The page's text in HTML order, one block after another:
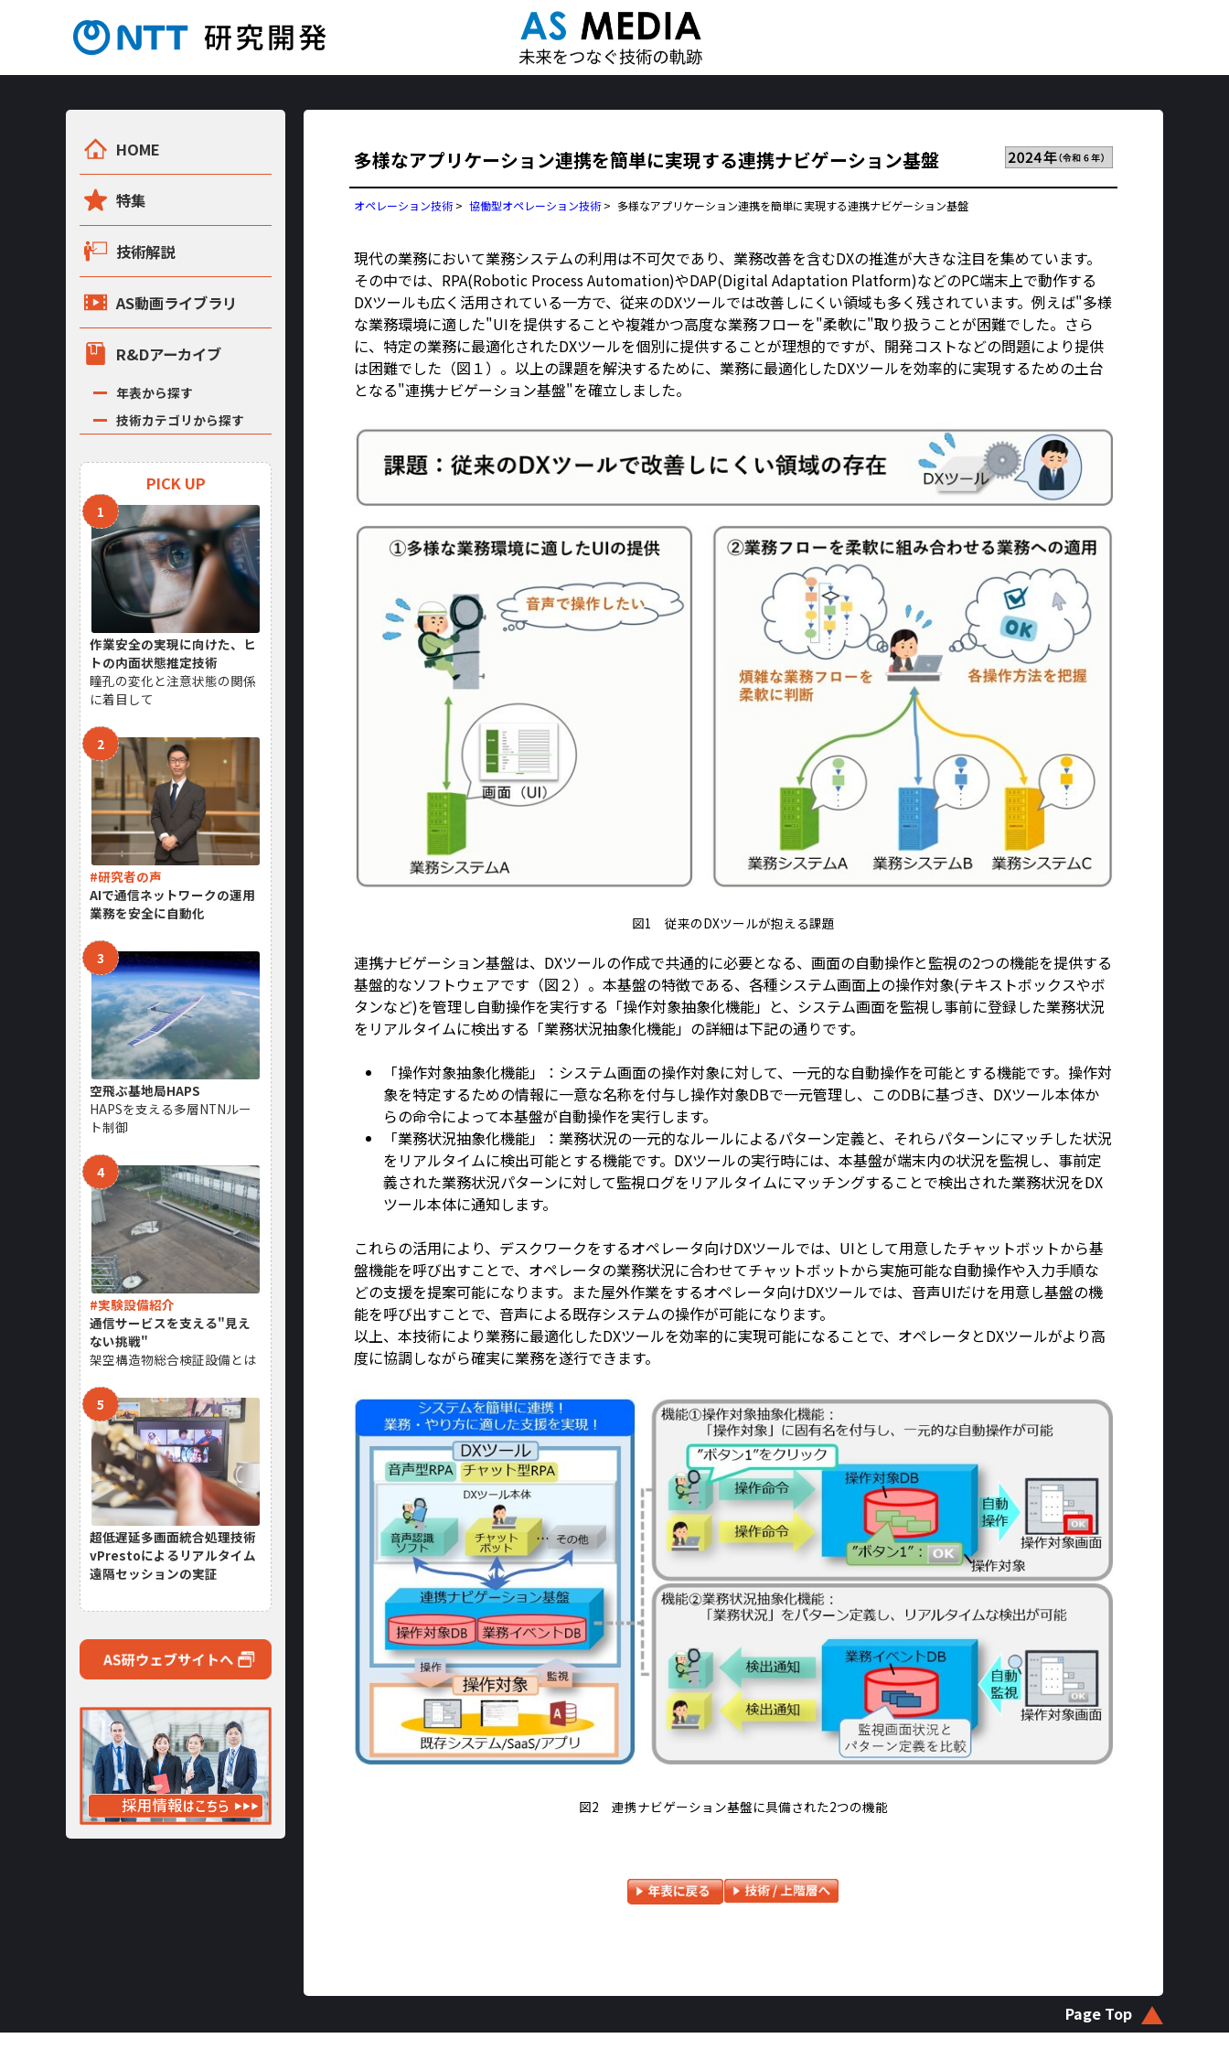
HOME
特集
技術解説
AS動画ライブラリ
R&Dアーカイブ
年表から探す
技術カテゴリから探す
PICK UP
作業安全の実現に向けた、ヒ
トの内面状態推定技術
瞳孔の変化と注意状態の関係
に着目して
#研究者の声
AIで通信ネットワークの運用
業務を安全に自動化
空飛ぶ基地局HAPS
HAPSを支える多層NTNルー
ト制御
#実験設備紹介
通信サービスを支える"見え
ない挑戦"
架空構造物総合検証設備とは
超低遅延多画面統合処理技術
vPrestoによるリアルタイム
遠隔セッションの実証
多様なアプリケーション連携を簡単に実現する連携ナビゲーション基盤
オペレーション技術 > 協働型オペレーション技術 > 多様なアプリケーション連携を簡単に実現する連携ナビゲーション基盤
現代の業務において業務システムの利用は不可欠であり、業務改善を含むDXの推進が大きな注目を集めています。
その中では、RPA(Robotic Process Automation)やDAP(Digital Adaptation Platform)などのPC端末上で動作する
DXツールも広く活用されている一方で、従来のDXツールでは改善しにくい領域も多く残されています。例えば"多様
な業務環境に適した"UIを提供することや複雑かつ高度な業務フローを"柔軟に"取り扱うことが困難でした。さら
に、特定の業務に最適化されたDXツールを個別に提供することが理想的ですが、開発コストなどの問題により提供
は困難でした（図１）。以上の課題を解決するために、業務に最適化したDXツールを効率的に実現するための土台
となる"連携ナビゲーション基盤"を確立しました。
図1 従来のDXツールが抱える課題
連携ナビゲーション基盤は、DXツールの作成で共通的に必要となる、画面の自動操作と監視の2つの機能を提供する
基盤的なソフトウェアです（図２）。本基盤の特徴である、各種システム画面上の操作対象(テキストボックスやボ
タンなど)を管理し自動操作を実行する「操作対象抽象化機能」と、システム画面を監視し事前に登録した業務状況
をリアルタイムに検出する「業務状況抽象化機能」の詳細は下記の通りです。
「操作対象抽象化機能」：システム画面の操作対象に対して、一元的な自動操作を可能とする機能です。操作対
象を特定するための情報に一意な名称を付与し操作対象DBで一元管理し、このDBに基づき、DXツール本体か
らの命令によって本基盤が自動操作を実行します。
「業務状況抽象化機能」：業務状況の一元的なルールによるパターン定義と、それらパターンにマッチした状況
をリアルタイムに検出可能とする機能です。DXツールの実行時には、本基盤が端末内の状況を監視し、事前定
義された業務状況パターンに対して監視ログをリアルタイムにマッチングすることで検出された業務状況をDX
ツール本体に通知します。
これらの活用により、デスクワークをするオペレータ向けDXツールでは、UIとして用意したチャットボットから基
盤機能を呼び出すことで、オペレータの業務状況に合わせてチャットボットから実施可能な自動操作や入力手順な
どの支援を提案可能になります。また屋外作業をするオペレータ向けDXツールでは、音声UIだけを用意し基盤の機
能を呼び出すことで、音声による既存システムの操作が可能になります。
以上、本技術により業務に最適化したDXツールを効率的に実現可能になることで、オペレータとDXツールがより高
度に協調しながら確実に業務を遂行できます。
図2 連携ナビゲーション基盤に具備された2つの機能
Page Top